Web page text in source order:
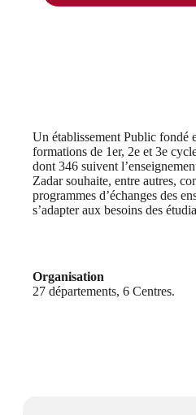
Un établissement Public fondé
formations de 1er, 2e et 3e
dont 346 suivent
Zadar souhaite, entre autres,
programmes d’échanges des
s’adapter aux besoins des
Organisation
27 départements, 6 Centres.